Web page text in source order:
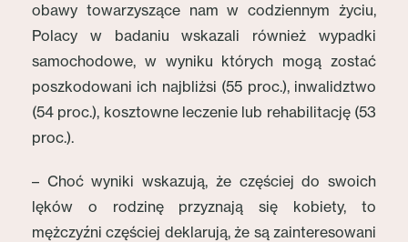
obawy towarzyszące nam w codziennym życiu,
Polacy w badaniu wskazali również wypadki
samochodowe, w wyniku których mogą zostać
poszkodowani ich najbliżsi (55 proc.), inwalidztwo
(54 proc.), kosztowne leczenie lub rehabilitację (53
proc.).
– Choć wyniki wskazują, że częściej do swoich
lęków o rodzinę przyznają się kobiety, to
mężczyźni częściej deklarują, że są zainteresowani